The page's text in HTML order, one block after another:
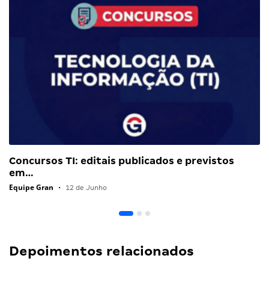
Concursos TI: editais publicados e previstos
em…
Equipe Gran • 12 de Junho
Depoimentos relacionados